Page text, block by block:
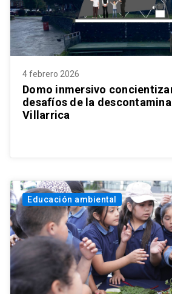
4 febrero 2026
Domo inmersivo
desafíos de la
Villarrica
Educación ambiental